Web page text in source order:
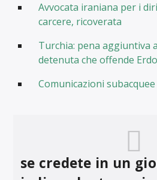
Avvocata iraniana per i
carcere, ricoverata
Turchia: pena aggiuntiva
detenuta che offende
Comunicazioni subacquee
se credete in un